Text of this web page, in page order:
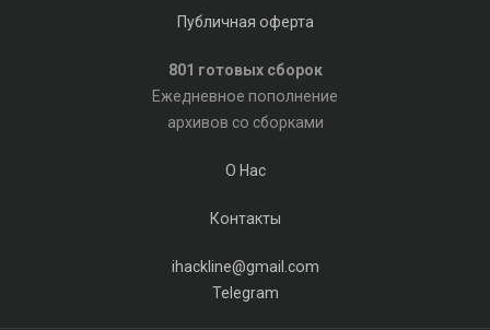
Публичная оферта
801 готовых сборок
Ежедневное пополнение
архивов со сборками
О Нас
Контакты
ihackline@gmail.com
Telegram